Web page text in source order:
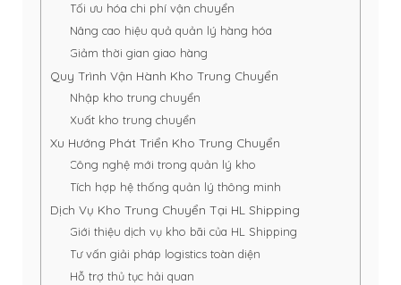
Tối ưu hóa chi phí vận chuyển
Nâng cao hiệu quả quản lý hàng hóa
Giảm thời gian giao hàng
Quy Trình Vận Hành Kho Trung Chuyển
Nhập kho trung chuyển
Xuất kho trung chuyển
Xu Hướng Phát Triển Kho Trung Chuyển
Công nghệ mới trong quản lý kho
Tích hợp hệ thống quản lý thông minh
Dịch Vụ Kho Trung Chuyển Tại HL Shipping
Giới thiệu dịch vụ kho bãi của HL Shipping
Tư vấn giải pháp logistics toàn diện
Hỗ trợ thủ tục hải quan